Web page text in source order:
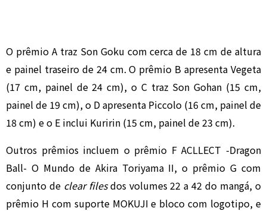
O prêmio A traz Son Goku com cerca de 18 cm de altura
e painel traseiro de 24 cm. O prêmio B apresenta Vegeta
(17 cm, painel de 24 cm), o C traz Son Gohan (15 cm,
painel de 19 cm), o D apresenta Piccolo (16 cm, painel de
18 cm) e o E inclui Kuririn (15 cm, painel de 23 cm).
Outros prêmios incluem o prêmio F ACLLECT -Dragon
Ball- O Mundo de Akira Toriyama II, o prêmio G com
conjunto de clear filesdos volumes 22 a 42 do mangá, o
prêmio H com suporte MOKUJI e bloco com logotipo, e